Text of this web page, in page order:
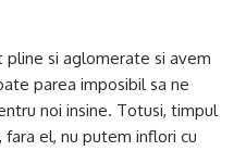
si aglomerate si avem
parea imposibil sa ne
noi insine. Totusi, timpul
el, nu putem inflori cu